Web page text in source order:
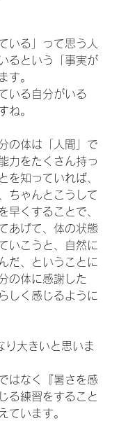
いる」って思う人
るという「事実が
す。
いる自分がいる
ね。
の体は「人間」で
力をたくさん持っ
を知っていれば、
ちゃんとこうして
早くすることで、
あげて、体の状態
いこうと、自然に
だ、ということに
の体に感謝した
しく感じるように
り大きいと思いま
はなく『暑さを感
る練習をすること
ています。